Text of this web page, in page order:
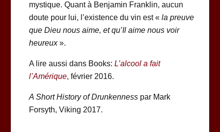
mystique. Quant à Benjamin Franklin, aucun
doute pour lui, l’existence du vin est « la preuve
que Dieu nous aime, et qu’Il aime nous voir
heureux».
A lire aussi dans Books: L’alcool a fait
l’Amérique, février 2016.
A Short History of Drunkennesspar Mark
Forsyth, Viking 2017.